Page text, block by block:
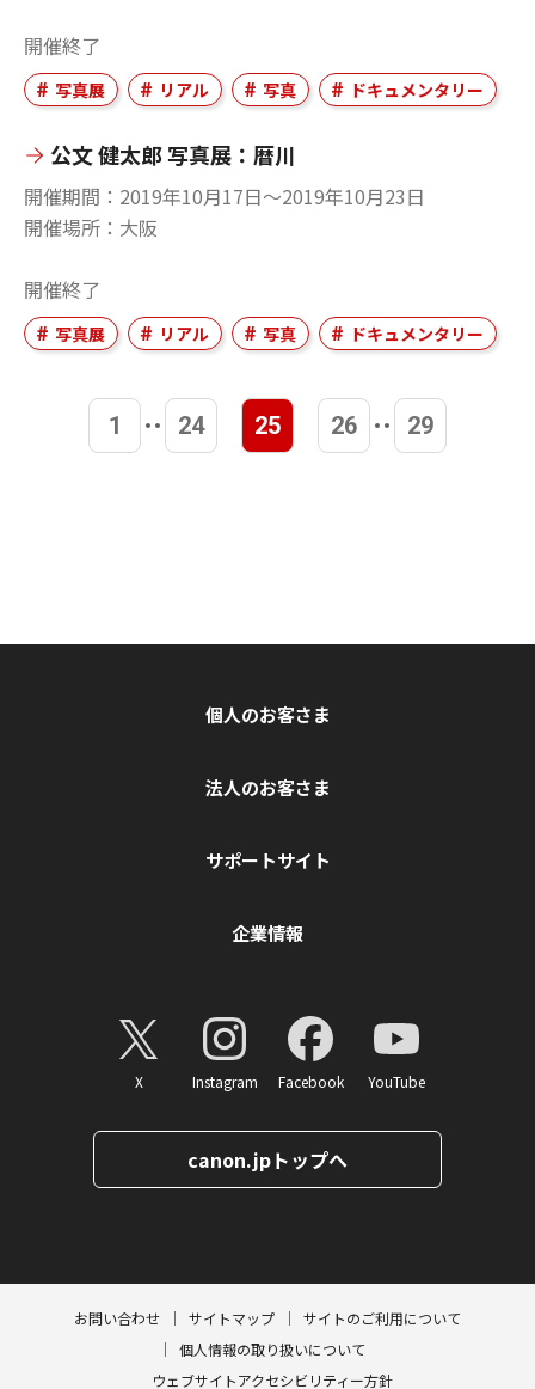
開催終了
写真展 リアル 写真 ドキュメンタリー
公文 健太郎 写真展：暦川
開催期間
2019年10月17日〜2019年10月23日
開催場所
大阪
開催終了
写真展 リアル 写真 ドキュメンタリー
1 24 25 26 29
個人のお客さま
法人のお客さま
サポートサイト
企業情報
X Instagram Facebook YouTube
canon.jpトップへ
お問い合わせ サイトマップ
サイトのご利用について
個人情報の取り扱いについて
ウェブサイトアクセシビリティー方針